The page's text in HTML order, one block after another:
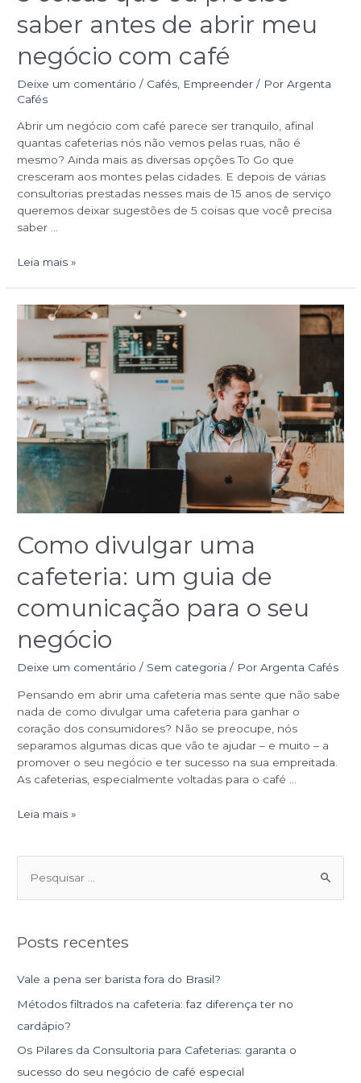
saber antes de abrir meu
negócio com café
Deixe um comentário / Cafés Empreender / PorArgenta
Cafés
Abrir um negócio com café parece ser tranquilo, afinal
quantas cafeterias nós não vemos pelas ruas, não é
mesmo? Ainda mais as diversas opções To Go que
cresceram aos montes pelas cidades. E depois de várias
consultorias prestadas nesses mais de 15 anos de serviço
queremos deixar sugestões de 5 coisas que você precisa
saber …
Leia mais »
Como divulgar uma
cafeteria: um guia de
comunicação para o seu
negócio
Deixe um comentário / Sem categoria / PorArgenta Cafés
Pensando em abrir uma cafeteria mas sente que não sabe
nada de como divulgar uma cafeteria para ganhar o
coração dos consumidores? Não se preocupe, nós
separamos algumas dicas que vão te ajudar – e muito – a
promover o seu negócio e ter sucesso na sua empreitada.
As cafeterias, especialmente voltadas para o café …
Como
cafeteria:
um
guia
de
comunicação
para
o
seu
negócio
Leia mais »
e
q
s
a
r
p
Posts recentes
Vale a pena ser barista fora do Brasil?
Métodos filtrados na cafeteria: faz diferença ter no
cardápio?
Os Pilares da Consultoria para Cafeterias: garanta o
sucesso do seu negócio de café especial